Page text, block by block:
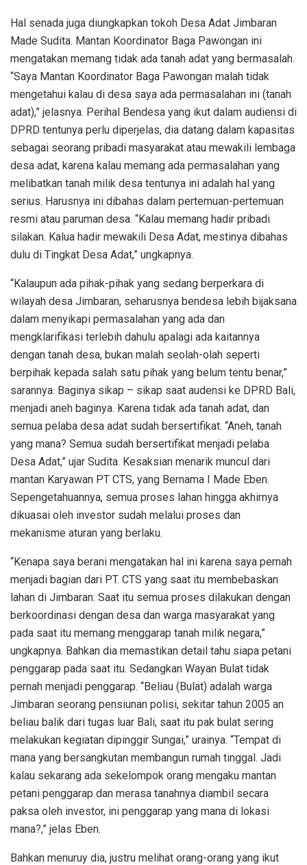
Hal senada juga diungkapkan tokoh Desa Adat Jimbaran
Made Sudita. Mantan Koordinator Baga Pawongan ini
mengatakan memang tidak ada tanah adat yang bermasalah.
“Saya Mantan Koordinator Baga Pawongan malah tidak
mengetahui kalau di desa saya ada permasalahan ini (tanah
adat),” jelasnya. Perihal Bendesa yang ikut dalam audiensi di
DPRD tentunya perlu diperjelas, dia datang dalam kapasitas
sebagai seorang pribadi masyarakat atau mewakili lembaga
desa adat, karena kalau memang ada permasalahan yang
melibatkan tanah milik desa tentunya ini adalah hal yang
serius. Harusnya ini dibahas dalam pertemuan-pertemuan
resmi atau paruman desa. “Kalau memang hadir pribadi
silakan. Kalua hadir mewakili Desa Adat, mestinya dibahas
dulu di Tingkat Desa Adat,” ungkapnya.
“Kalaupun ada pihak-pihak yang sedang berperkara di
wilayah desa Jimbaran, seharusnya bendesa lebih bijaksana
dalam menyikapi permasalahan yang ada dan
mengklarifikasi terlebih dahulu apalagi ada kaitannya
dengan tanah desa, bukan malah seolah-olah seperti
berpihak kepada salah satu pihak yang belum tentu benar,”
sarannya. Baginya sikap – sikap saat audensi ke DPRD Bali,
menjadi aneh baginya. Karena tidak ada tanah adat, dan
semua pelaba desa adat sudah bersertifikat. “Aneh, tanah
yang mana? Semua sudah bersertifikat menjadi pelaba
Desa Adat,” ujar Sudita. Kesaksian menarik muncul dari
mantan Karyawan PT CTS, yang Bernama I Made Eben.
Sepengetahuannya, semua proses lahan hingga akhirnya
dikuasai oleh investor sudah melalui proses dan
mekanisme aturan yang berlaku.
“Kenapa saya berani mengatakan hal ini karena saya pernah
menjadi bagian dari PT. CTS yang saat itu membebaskan
lahan di Jimbaran. Saat itu semua proses dilakukan dengan
berkoordinasi dengan desa dan warga masyarakat yang
pada saat itu memang menggarap tanah milik negara,”
ungkapnya. Bahkan dia memastikan detail tahu siapa petani
penggarap pada saat itu. Sedangkan Wayan Bulat tidak
pernah menjadi penggarap. “Beliau (Bulat) adalah warga
Jimbaran seorang pensiunan polisi, sekitar tahun 2005 an
beliau balik dari tugas luar Bali, saat itu pak bulat sering
melakukan kegiatan dipinggir Sungai,” urainya. “Tempat di
mana yang bersangkutan membangun rumah tinggal. Jadi
kalau sekarang ada sekelompok orang mengaku mantan
petani penggarap dan merasa tanahnya diambil secara
paksa oleh investor, ini penggarap yang mana di lokasi
mana?,” jelas Eben.
Bahkan menuruy dia, justru melihat orang-orang yang ikut